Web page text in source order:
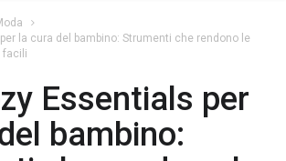
la cura del bambino: Strumenti che rendono le
facili
Essentials per
bambino: